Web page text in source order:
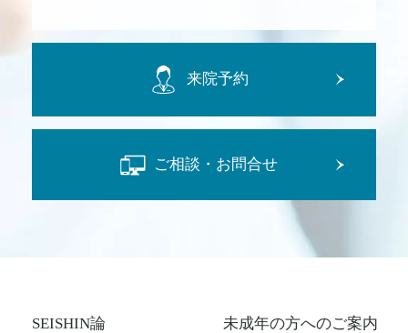
来院予約
ご相談・お問合せ
SEISHIN論 未成年の方へのご案内